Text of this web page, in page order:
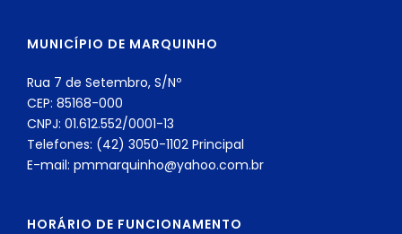
MUNICÍPIO DE MARQUINHO
Rua 7 de Setembro, S/Nº
CEP: 85168-000
CNPJ: 01.612.552/0001-13
Telefones: (42) 3050-1102 Principal
E-mail: pmmarquinho@yahoo.com.br
HORÁRIO DE FUNCIONAMENTO